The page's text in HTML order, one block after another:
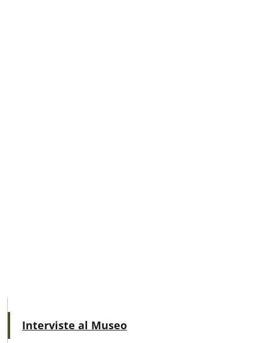
MAIN NAVIGATION
Interviste al Museo